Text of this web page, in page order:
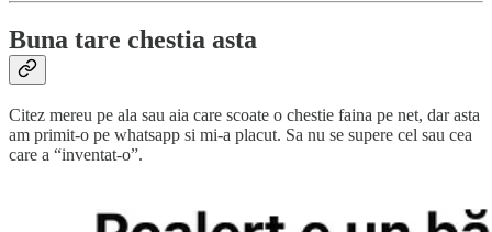
Buna tare chestia asta
Citez mereu pe ala sau aia care scoate o chestie faina pe net, dar asta
am primit-o pe whatsapp si mi-a placut. Sa nu se supere cel sau cea
care a “inventat-o”.